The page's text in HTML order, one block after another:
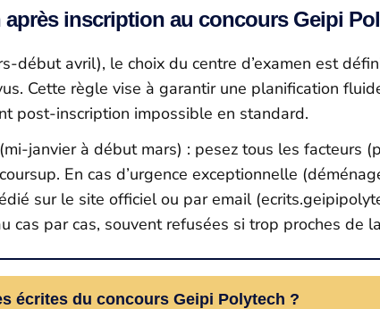
après inscription au concours Geipi
avril), le choix du centre d’examen est
Cette règle vise à garantir une planification
post-inscription impossible en standard.
janvier à début mars) : pesez tous les facteurs
En cas d’urgence exceptionnelle
sur le site officiel ou par email
par cas, souvent refusées si trop proches de
écrites du concours Geipi Polytech ?